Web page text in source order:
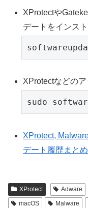
XProtectや
デートをインス
XProtectなどのア
sudo
XProtect,
デート履歴まとめ
XProtect Adware
macOS
Malware